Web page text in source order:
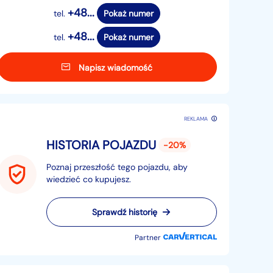
tel. +48... Pokaż numer
tel. +48... Pokaż numer
Napisz wiadomość
REKLAMA
HISTORIA POJAZDU
-20%
Poznaj przeszłość tego pojazdu, aby
wiedzieć co kupujesz.
Sprawdź historię
Partner